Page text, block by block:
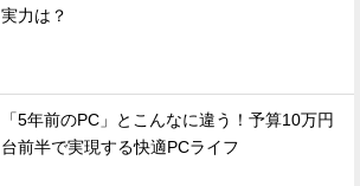
実力は？
「5年前のPC」とこんなに違う！予算10万円
台前半で実現する快適PCライフ